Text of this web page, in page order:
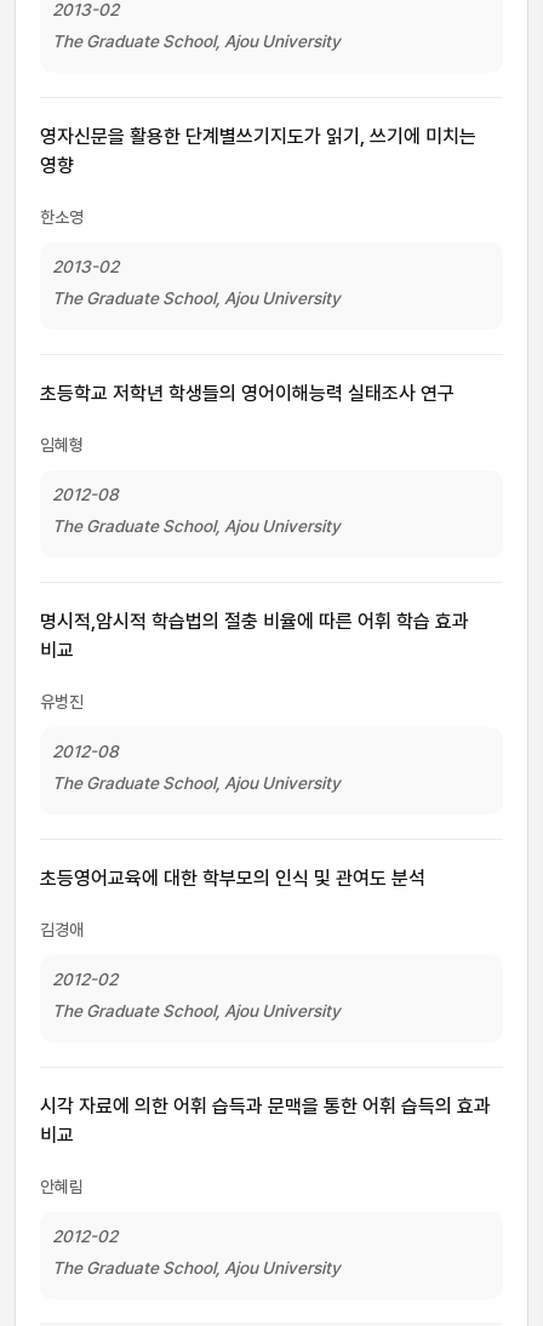
2013-02
The Graduate School, Ajou University
영자신문을 활용한 단계별쓰기지도가 읽기, 쓰기에 미치는
영향
한소영
2013-02
The Graduate School, Ajou University
초등학교 저학년 학생들의 영어이해능력 실태조사 연구
임혜형
2012-08
The Graduate School, Ajou University
명시적,암시적 학습법의 절충 비율에 따른 어휘 학습 효과
비교
유병진
2012-08
The Graduate School, Ajou University
초등영어교육에 대한 학부모의 인식 및 관여도 분석
김경애
2012-02
The Graduate School, Ajou University
시각 자료에 의한 어휘 습득과 문맥을 통한 어휘 습득의 효과
비교
안혜림
2012-02
The Graduate School, Ajou University